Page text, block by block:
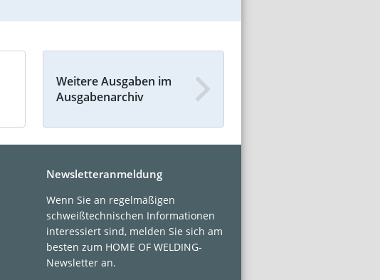
Weitere Ausgaben im
Ausgabenarchiv
Newsletteranmeldung
Wenn Sie an regelmäßigen
schweißtechnischen Informationen
interessiert sind, melden Sie sich am
besten zum HOME OF WELDING-
Newsletter an.